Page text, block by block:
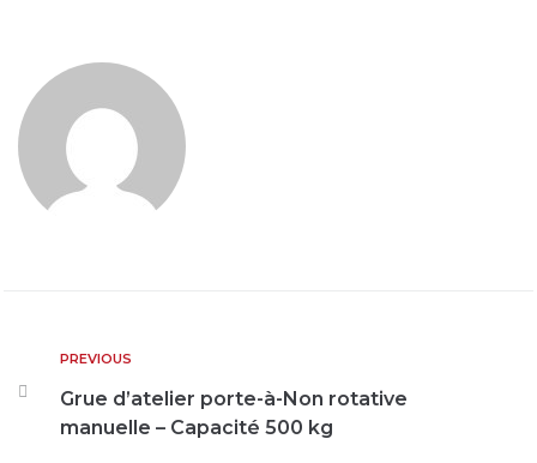
PREVIOUS
Grue d’atelier porte-à-Non rotative
manuelle – Capacité 500 kg